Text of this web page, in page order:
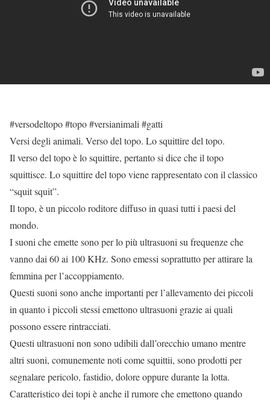
#versodeltopo #topo #versianimali #gatti
Versi degli animali. Verso del topo. Lo squittire del topo.
Il verso del topo è lo squittire, pertanto si dice che il topo
squittisce. Lo squittire del topo viene rappresentato con il classico
“squit squit”.
Il topo, è un piccolo roditore diffuso in quasi tutti i paesi del
mondo.
I suoni che emette sono per lo più ultrasuoni su frequenze che
vanno dai 60 ai 100 KHz. Sono emessi soprattutto per attirare la
femmina per l’accoppiamento.
Questi suoni sono anche importanti per l’allevamento dei piccoli
in quanto i piccoli stessi emettono ultrasuoni grazie ai quali
possono essere rintracciati.
Questi ultrasuoni non sono udibili dall’orecchio umano mentre
altri suoni, comunemente noti come squittii, sono prodotti per
segnalare pericolo, fastidio, dolore oppure durante la lotta.
Caratteristico dei topi è anche il rumore che emettono quando